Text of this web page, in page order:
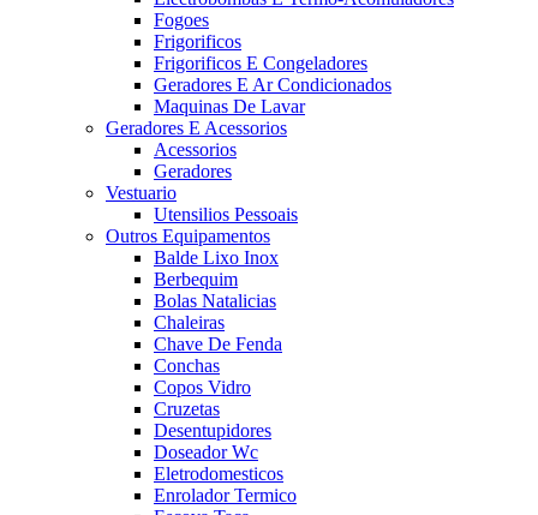
Fogoes
Frigorificos
Frigorificos E Congeladores
Geradores E Ar Condicionados
Maquinas De Lavar
Geradores E Acessorios
Acessorios
Geradores
Vestuario
Utensilios Pessoais
Outros Equipamentos
Balde Lixo Inox
Berbequim
Bolas Natalicias
Chaleiras
Chave De Fenda
Conchas
Copos Vidro
Cruzetas
Desentupidores
Doseador Wc
Eletrodomesticos
Enrolador Termico